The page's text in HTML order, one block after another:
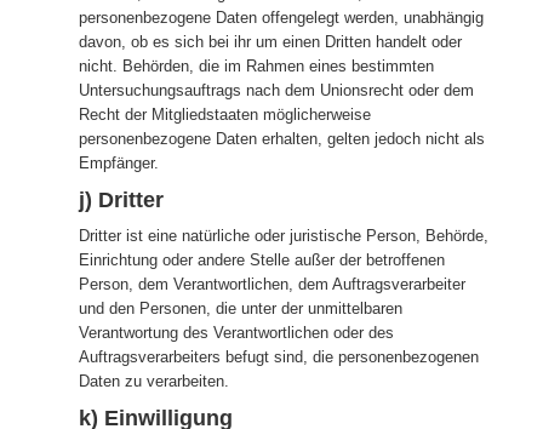
personenbezogene Daten offengelegt werden, unabhängig
davon, ob es sich bei ihr um einen Dritten handelt oder
nicht. Behörden, die im Rahmen eines bestimmten
Untersuchungsauftrags nach dem Unionsrecht oder dem
Recht der Mitgliedstaaten möglicherweise
personenbezogene Daten erhalten, gelten jedoch nicht als
Empfänger.
j) Dritter
Dritter ist eine natürliche oder juristische Person, Behörde,
Einrichtung oder andere Stelle außer der betroffenen
Person, dem Verantwortlichen, dem Auftragsverarbeiter
und den Personen, die unter der unmittelbaren
Verantwortung des Verantwortlichen oder des
Auftragsverarbeiters befugt sind, die personenbezogenen
Daten zu verarbeiten.
k) Einwilligung